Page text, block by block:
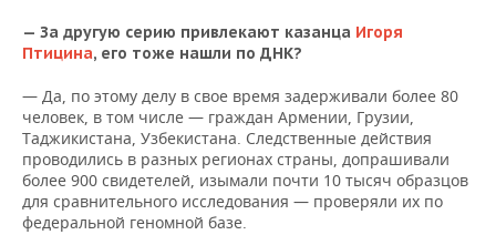
— За другую серию привлекают казанца Игоря
Птицина, его тоже нашли по ДНК?
— Да, по этому делу в свое время задерживали более 80
человек, в том числе — граждан Армении, Грузии,
Таджикистана, Узбекистана. Следственные действия
проводились в разных регионах страны, допрашивали
более 900 свидетелей, изымали почти 10 тысяч образцов
для сравнительного исследования — проверяли их по
федеральной геномной базе.